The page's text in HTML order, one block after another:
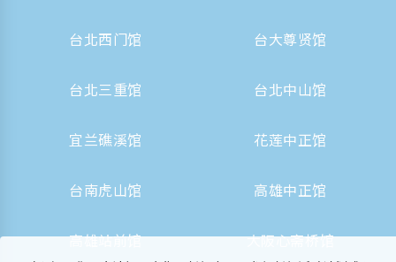
台北西门馆 台大尊贤馆
台北三重馆 台北中山馆
宜兰礁溪馆 花莲中正馆
台南虎山馆 高雄中正馆
高雄站前馆 大阪心斋桥馆